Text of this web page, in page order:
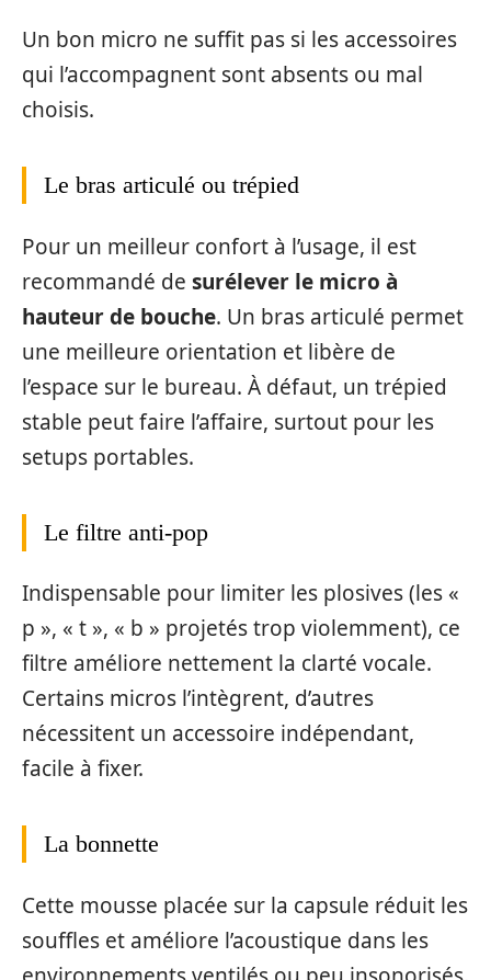
Un bon micro ne suffit pas si les accessoires
qui l’accompagnent sont absents ou mal
choisis.
Le bras articulé ou trépied
Pour un meilleur confort à l’usage, il est
recommandé de surélever le micro à
hauteur de bouche. Un bras articulé permet
une meilleure orientation et libère de
l’espace sur le bureau. À défaut, un trépied
stable peut faire l’affaire, surtout pour les
setups portables.
Le filtre anti-pop
Indispensable pour limiter les plosives (les «
p », « t », « b » projetés trop violemment), ce
filtre améliore nettement la clarté vocale.
Certains micros l’intègrent, d’autres
nécessitent un accessoire indépendant,
facile à fixer.
La bonnette
Cette mousse placée sur la capsule réduit les
souffles et améliore l’acoustique dans les